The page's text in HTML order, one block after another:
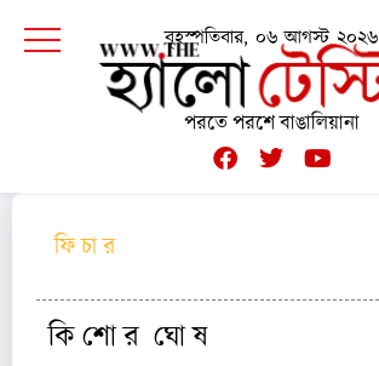
বৃহস্পতিবার, ০৬ আগস্ট ২০২৬
পরতে পরশে বাঙালিয়ানা
ফি চা র
কি শো র ঘো ষ